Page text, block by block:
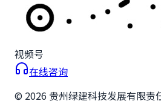
视频号
在线咨询
© 2026 贵州绿建科技发展有限责